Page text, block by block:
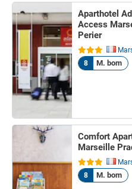
Aparthotel
Access
Perier
8
M. bom
Comfort
Marseille
8
M. bom